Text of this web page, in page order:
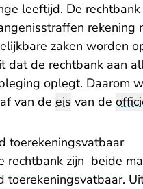
leeftijd. De
rekening
zaken worden
dat de rechtbank aan
oplegt. Daarom
van de eis van de
toerekeningsvatbaar
rechtbank zijn beide
toerekeningsvatbaar.